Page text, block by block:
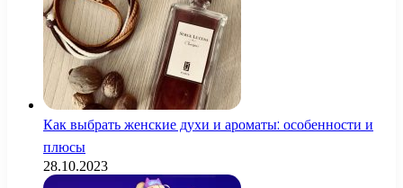
Как выбрать женские духи и ароматы: особенности и
плюсы
28.10.2023